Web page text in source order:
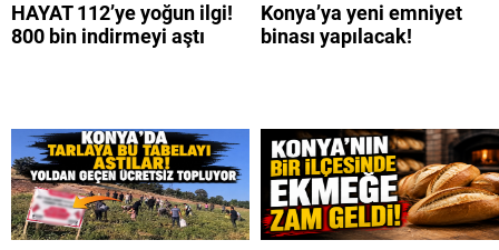
HAYAT 112’ye yoğun ilgi!
800 bin indirmeyi aştı
Konya’ya yeni emniyet
binası yapılacak!